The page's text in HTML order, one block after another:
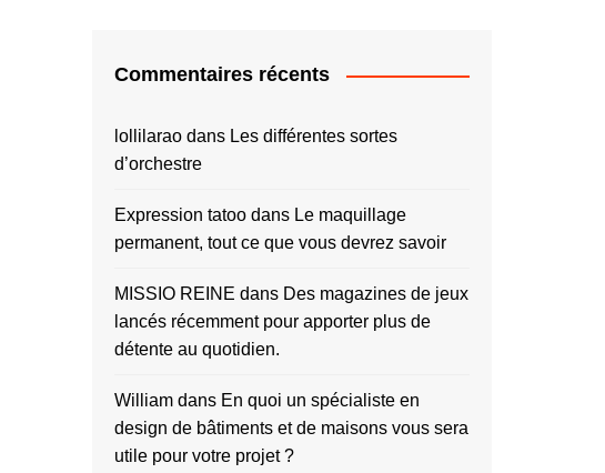
Commentaires récents
lollilarao dans Les différentes sortes
d’orchestre
Expression tatoo dans Le maquillage
permanent, tout ce que vous devrez savoir
MISSIO REINE dans Des magazines de jeux
lancés récemment pour apporter plus de
détente au quotidien.
William dans En quoi un spécialiste en
design de bâtiments et de maisons vous sera
utile pour votre projet ?